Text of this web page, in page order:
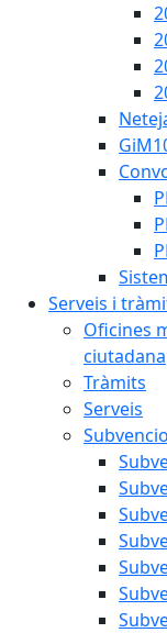
Serveis i
Oficines
ciutadana
Tràmits
Serveis